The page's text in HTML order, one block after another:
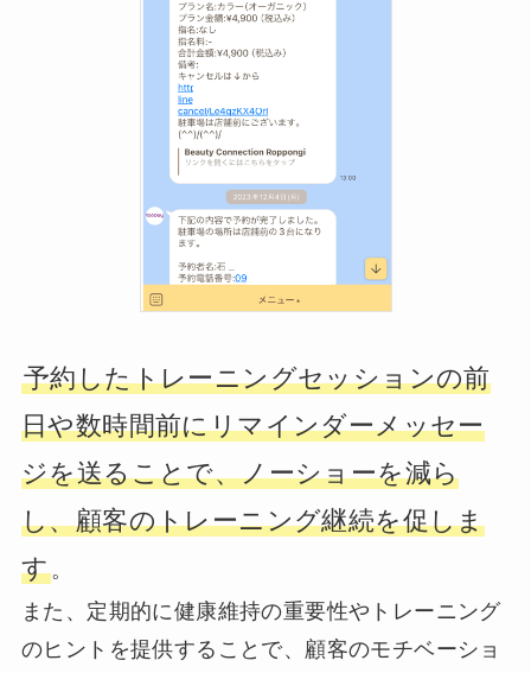
予約したトレーニングセッションの前
日や数時間前にリマインダーメッセー
ジを送ることで、ノーショーを減ら
し、顧客のトレーニング継続を促しま
す。
また、定期的に健康維持の重要性やトレーニング
のヒントを提供することで、顧客のモチベーショ